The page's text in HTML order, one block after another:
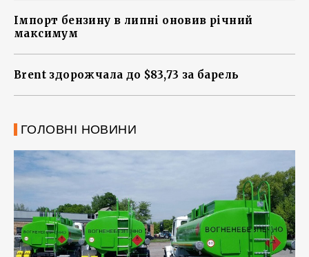
Імпорт бензину в липні оновив річний
максимум
Brent здорожчала до $83,73 за барель
ГОЛОВНІ НОВИНИ